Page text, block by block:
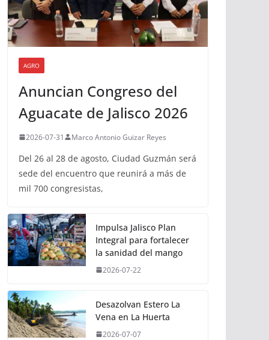
AGRO
Anuncian Congreso del
Aguacate de Jalisco 2026
2026-07-31 Marco Antonio Guizar Reyes
Del 26 al 28 de agosto, Ciudad Guzmán será
sede del encuentro que reunirá a más de
mil 700 congresistas,
Impulsa Jalisco Plan
Integral para fortalecer
la sanidad del mango
2026-07-22
Desazolvan Estero La
Vena en La Huerta
2026-07-07